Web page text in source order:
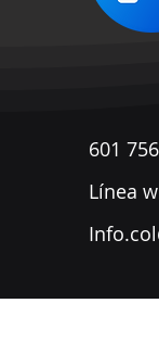
601
​Línea